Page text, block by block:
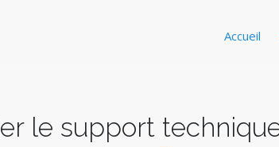
Accueil
le support